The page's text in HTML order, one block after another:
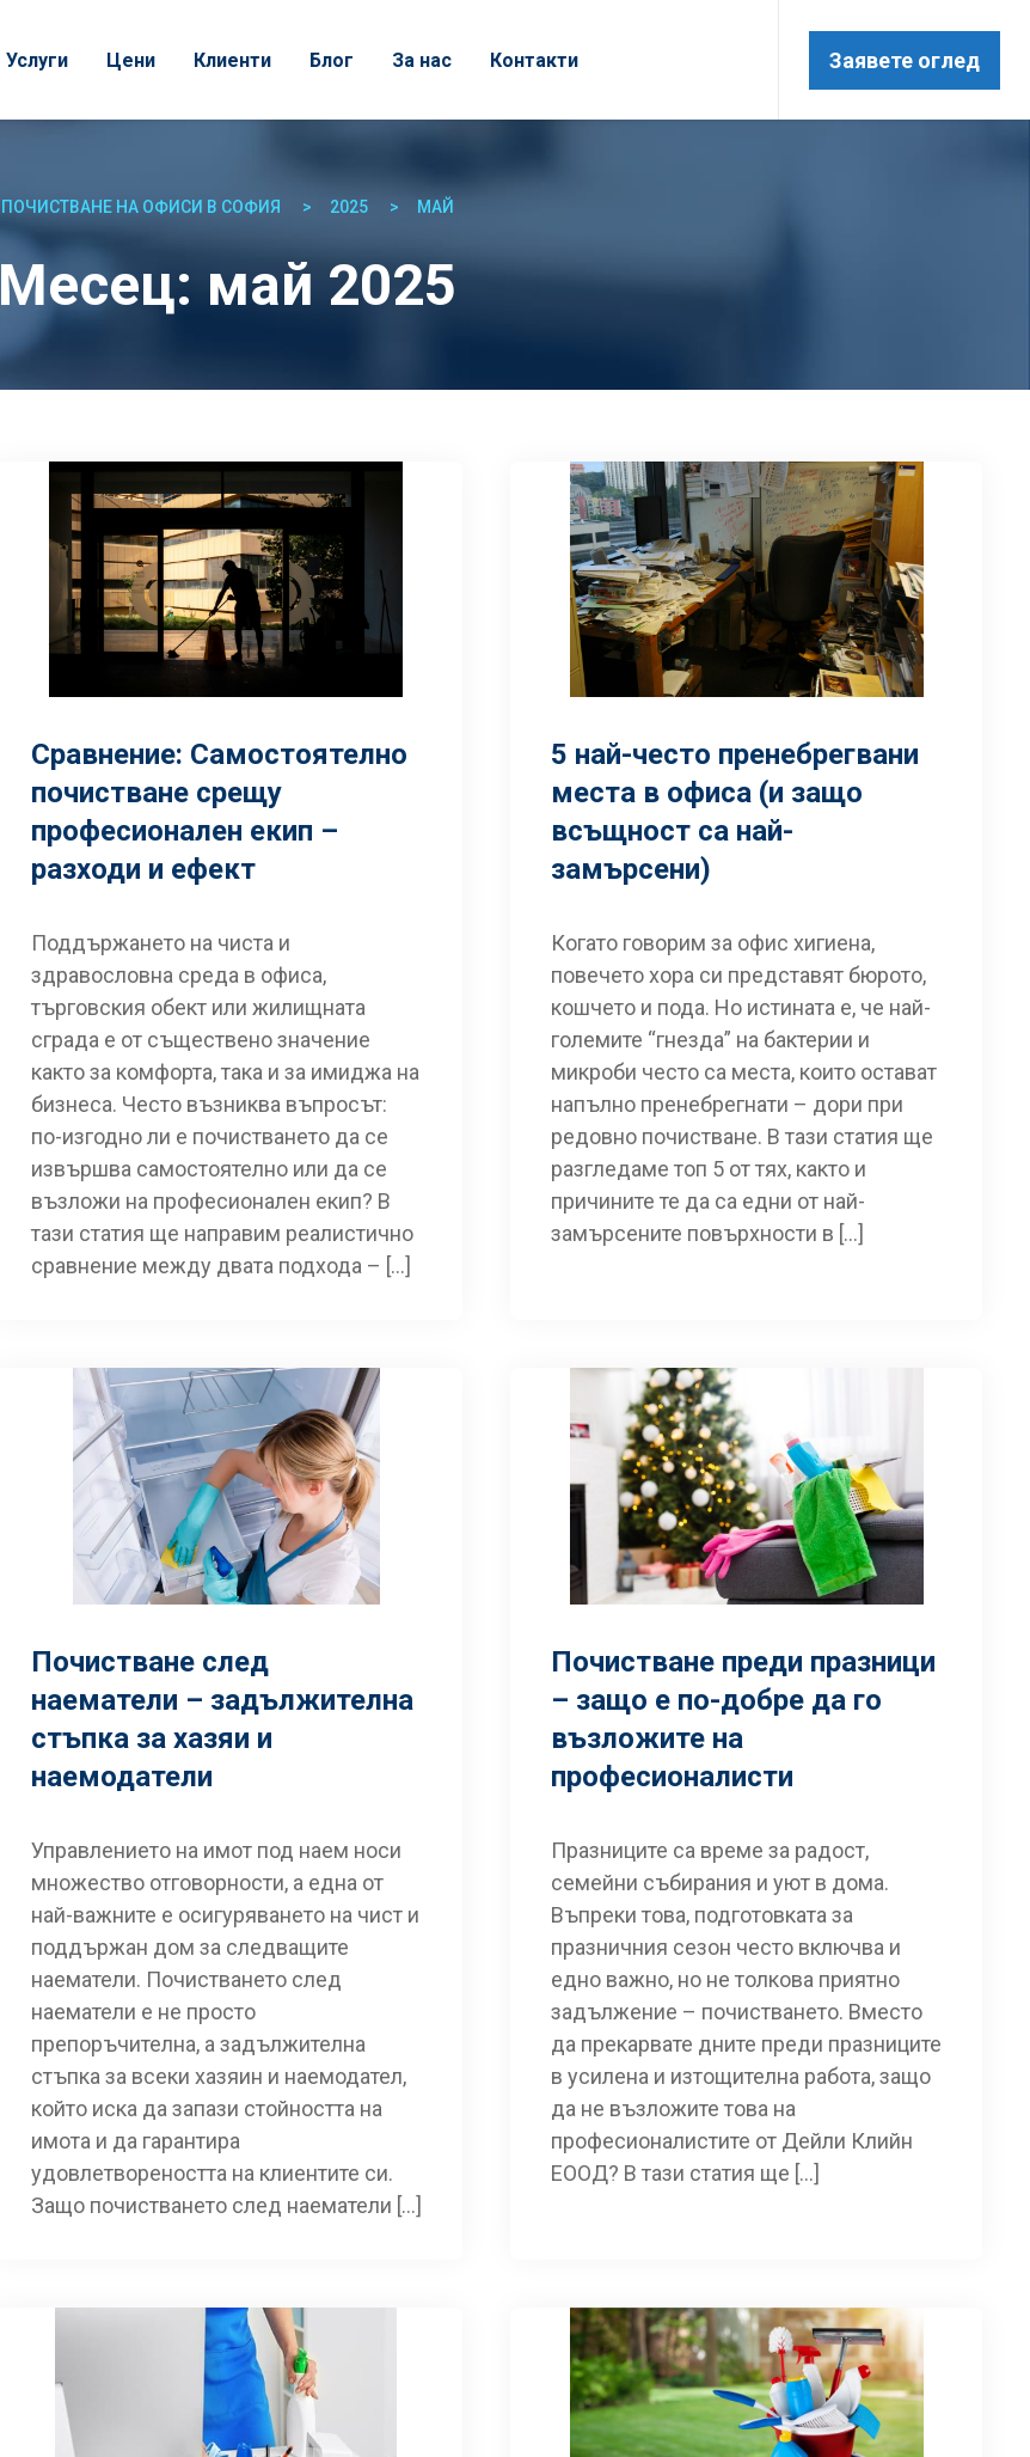
Услуги Цени Клиенти Блог За нас Контакти Заявете оглед
ПОЧИСТВАНЕ НА ОФИСИ В СОФИЯ 2025 МАЙ
Месец: май 2025
Сравнение: Самостоятелно
почистване срещу
професионален екип –
разходи и ефект
Поддържането на чиста и
здравословна среда в офиса,
търговския обект или жилищната
сграда е от съществено значение
както за комфорта, така и за имиджа на
бизнеса. Често възниква въпросът:
по-изгодно ли е почистването да се
извършва самостоятелно или да се
възложи на професионален екип? В
тази статия ще направим реалистично
сравнение между двата подхода – […]
5 най-често пренебрегвани
места в офиса (и защо
всъщност са най-
замърсени)
Когато говорим за офис хигиена,
повечето хора си представят бюрото,
кошчето и пода. Но истината е, че най-
големите “гнезда” на бактерии и
микроби често са места, които остават
напълно пренебрегнати – дори при
редовно почистване. В тази статия ще
разгледаме топ 5 от тях, както и
причините те да са едни от най-
замърсените повърхности в […]
Почистване след
наематели – задължителна
стъпка за хазяи и
наемодатели
Управлението на имот под наем носи
множество отговорности, а една от
най-важните е осигуряването на чист и
поддържан дом за следващите
наематели. Почистването след
наематели е не просто
препоръчителна, а задължителна
стъпка за всеки хазяин и наемодател,
който иска да запази стойността на
имота и да гарантира
удовлетвореността на клиентите си.
Защо почистването след наематели […]
Почистване преди празници
– защо е по-добре да го
възложите на
професионалисти
Празниците са време за радост,
семейни събирания и уют в дома.
Въпреки това, подготовката за
празничния сезон често включва и
едно важно, но не толкова приятно
задължение – почистването. Вместо
да прекарвате дните преди празниците
в усилена и изтощителна работа, защо
да не възложите това на
професионалистите от Дейли Клийн
ЕООД? В тази статия ще […]